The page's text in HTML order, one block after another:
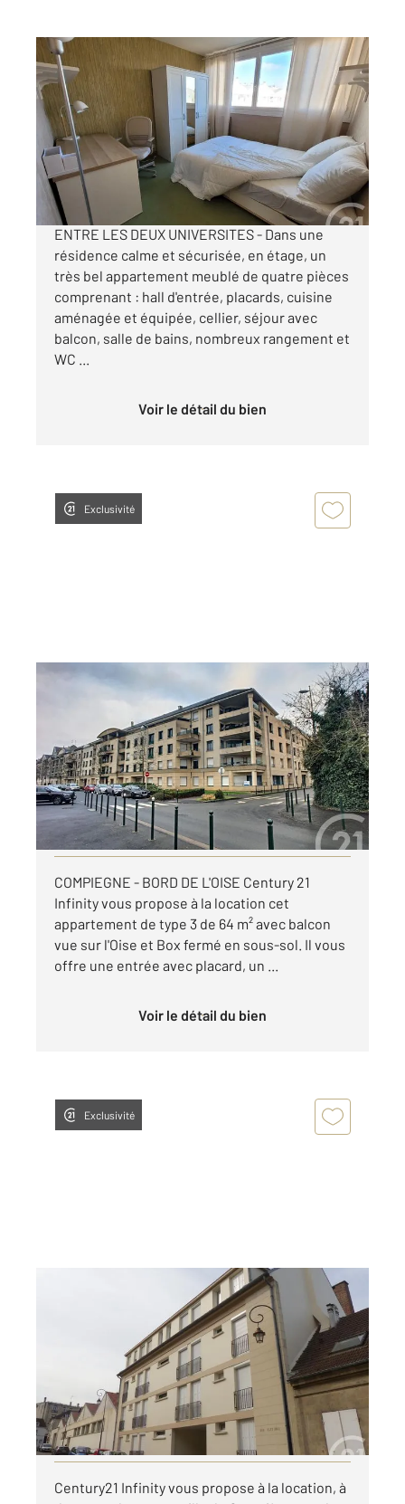
COMPIEGNE 60
16,79 m
, 1 pièce
Ref : 18112
Appartement Chambre à louer
430 €
par mois charges comprises
ENTRE LES DEUX UNIVERSITES - Dans une
résidence calme et sécurisée, en étage, un
très bel appartement meublé de quatre pièces
comprenant : hall d'entrée, placards, cuisine
aménagée et équipée, cellier, séjour avec
balcon, salle de bains, nombreux rangement et
WC ...
Voir le détail du bien
Exclusivité
COMPIEGNE 60
, 3 pièces
Appartement F3 à louer
875 €
par mois charges comprises
Visiter le site dédié
COMPIEGNE - BORD DE L'OISE Century 21
Infinity vous propose à la location cet
appartement de type 3 de 64 m² avec balcon
vue sur l'Oise et Box fermé en sous-sol. Il vous
offre une entrée avec placard, un ...
Voir le détail du bien
Exclusivité
Appartement F1 à louer
425 €
par mois charges comprises
Visiter le site dédié
Century21 Infinity vous propose à la location, à